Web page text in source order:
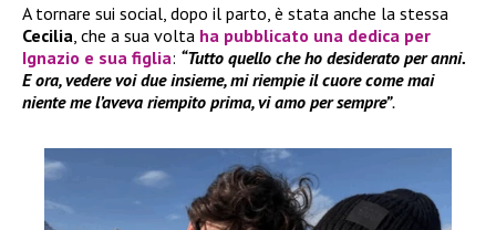
A tornare sui social, dopo il parto, è stata anche la stessa
Cecilia , che a sua volta ha pubblicato una dedica per
Ignazio e sua figlia: “Tutto quello che ho desiderato per anni.
E ora, vedere voi due insieme, mi riempie il cuore come mai
niente me l’aveva riempito prima, vi amo per sempre”.